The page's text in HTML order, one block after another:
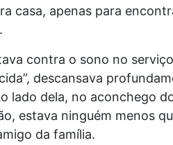
casa, apenas para
contra o sono no
descansava
lado dela, no aconchego
estava ninguém menos
da família.